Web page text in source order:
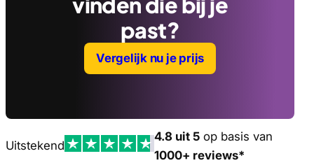
past?
Vergelijk nu je prijs
Uitstekend
4.8 uit 5 op basis van
1000+ reviews*